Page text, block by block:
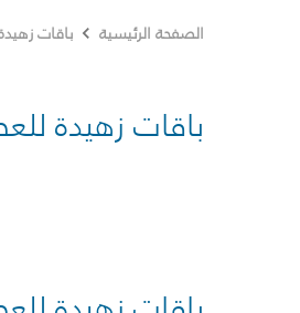
الصفحة الرئيسية باقات
باقات زهيدة